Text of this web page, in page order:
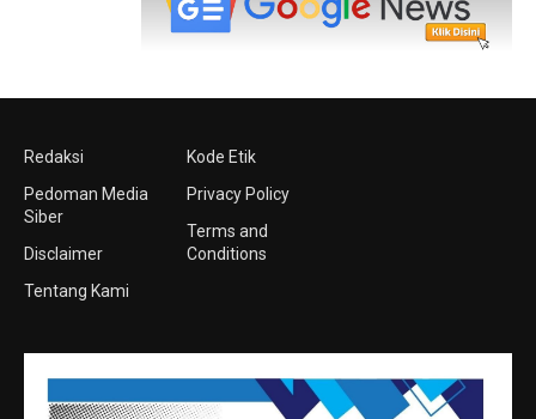
Redaksi
Pedoman Media
Siber
Disclaimer
Tentang Kami
Kode Etik
Privacy Policy
Terms and
Conditions